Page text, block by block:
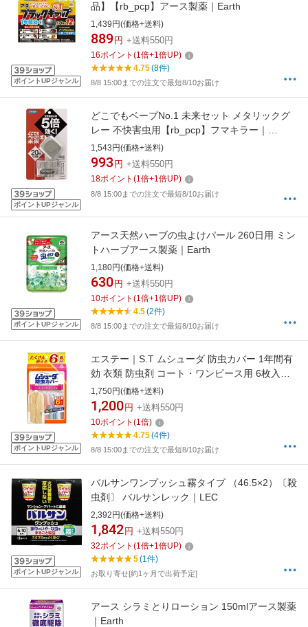
ポイントUPジャンル
品】【rb_pcp】アース製薬｜Earth
1,439円(価格+送料)
889 円 +送料550円
16ポイント (1倍+1倍UP)
4.75(8件)
8/8 15:00までの注文で最短8/10お届け
ポイントUPジャンル
どこでもベープNo.1 未来セット メタリックグ
レー 不快害虫用【rb_pcp】フマキラー｜
FUMAKILLA
1,543円(価格+送料)
993 円 +送料550円
18ポイント (1倍+1倍UP)
8/8 15:00までの注文で最短8/10お届け
ポイントUPジャンル
アース天然ハーブの虫よけパール 260日用 ミン
トハーブアース製薬｜Earth
1,180円(価格+送料)
630 円 +送料550円
10ポイント (1倍+1倍UP)
4.5(2件)
8/8 15:00までの注文で最短8/10お届け
ポイントUPジャンル
エステー｜S.T ムシューダ 防虫カバー 1年間有
効 衣類 防虫剤 コート・ワンピース用 6枚入
【rb_pcp】
1,750円(価格+送料)
1,200 円 +送料550円
10ポイント (1倍)
4.75(4件)
8/8 15:00までの注文で最短8/10お届け
ポイントUPジャンル
バルサンワンプッシュ霧タイプ （46.5×2）〔殺
虫剤〕 バルサンレック｜LEC
2,392円(価格+送料)
1,842 円 +送料550円
32ポイント (1倍+1倍UP)
5(1件)
お取り寄せ[約1ヶ月で出荷予定]
アース シラミとりローション 150mlアース製薬
｜Earth